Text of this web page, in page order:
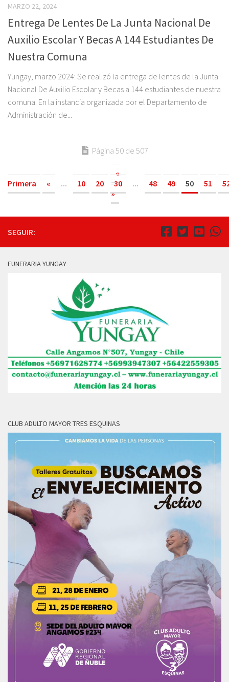
MARZO 22, 2024
Entrega De Lentes De La Junta Nacional De
Auxilio Escolar Y Becas A 144 Estudiantes De
Nuestra Comuna
Yungay, marzo 2024: Se realizó la entrega de lentes de la Junta
Nacional De Auxilio Escolar y Becas a 144 estudiantes de nuestra
comuna. En la instancia organizada por el Departamento de
Administración de...
Página 50 de 507
«
Primera
« ... 10 20 30 ... 48 49 50 51
»
SEGUIR:
FUNERARIA YUNGAY
CLUB ADULTO MAYOR TRES ESQUINAS